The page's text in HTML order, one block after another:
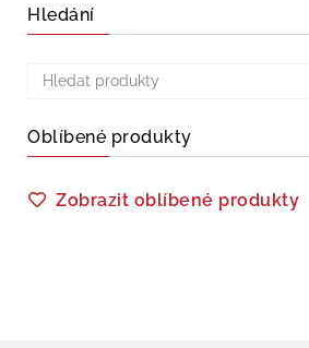
Hledání
Oblíbené produkty
Zobrazit oblíbené produkty